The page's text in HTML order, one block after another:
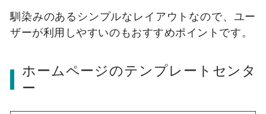
馴染みのあるシンプルなレイアウトなので、ユー
ザーが利用しやすいのもおすすめポイントです。
ホームページのテンプレートセンタ
ー